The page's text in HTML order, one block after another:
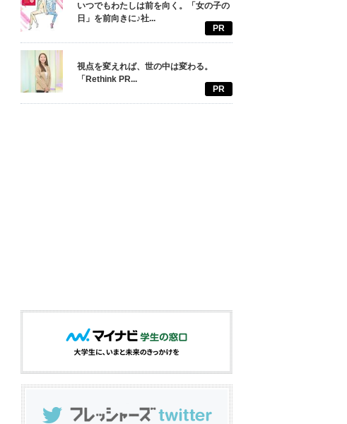
いつでもわたしは前を向く。「女の子の
日」を前向きに♪社...
PR
視点を変えれば、世の中は変わる。
「Rethink PR...
PR